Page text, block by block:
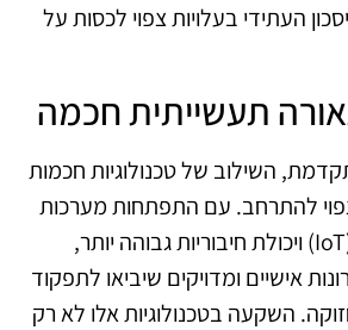
העתידי בעלויות צפוי לכסות על
תעשייתית חכמה
השילוב של טכנולוגיות חכמות
להתרחב. עם התפתחות מערכות
אינטרנט של דברים (IoT) ויכולת חיבוריות גבוהה יותר,
אישיים ומדויקים שיביאו לתפקוד
השקעה בטכנולוגיות אלו לא רק